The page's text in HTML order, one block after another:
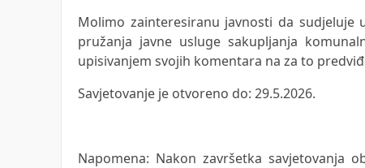
Molimo zainteresiranu javnosti da
pružanja javne usluge sakupljanja
upisivanjem svojih komentara na za to
Savjetovanje je otvoreno do: 29.5.2026.
Napomena: Nakon završetka savjetovanja